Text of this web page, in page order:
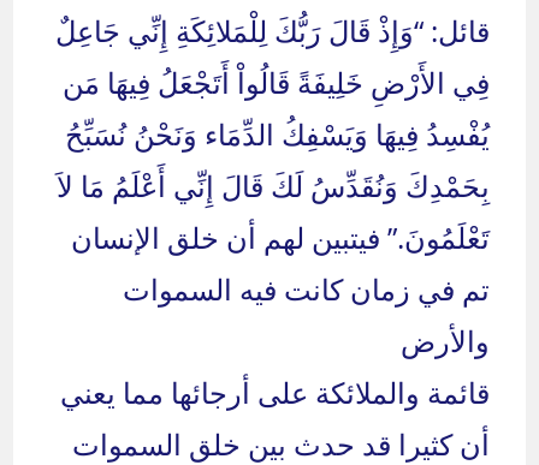
قائل: “وَإِذْ قَالَ رَبُّكَ لِلْمَلائِكَةِ إِنِّي جَاعِلٌ
فِي الأَرْضِ خَلِيفَةً قَالُواْ أَتَجْعَلُ فِيهَا مَن
يُفْسِدُ فِيهَا وَيَسْفِكُ الدِّمَاء وَنَحْنُ نُسَبِّحُ
بِحَمْدِكَ وَنُقَدِّسُ لَكَ قَالَ إِنِّي أَعْلَمُ مَا لاَ
تَعْلَمُونَ.” فيتبين لهم أن خلق الإنسان
تم في زمان كانت فيه السموات
والأرض
قائمة والملائكة على أرجائها مما يعني
أن كثيرا قد حدث بين خلق السموات